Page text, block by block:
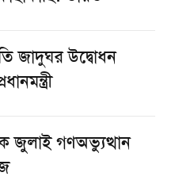
জাদুঘর উদ্বোধন
জুলাই গণঅভ্যুত্থান